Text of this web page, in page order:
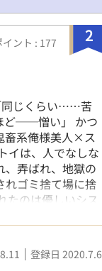
2
ント : 177
同じくらい……苦
ど──憎い」 かつ
畜系俺様美人×ス
イは、人でなしな
、弄ばれ、地獄の
れゴミ捨て場に捨
たのは優しいシス
倒を見ながら
監禁し、玩具のよ
人の男のうちの
トイの優しい日常
登録日 2020.7.6